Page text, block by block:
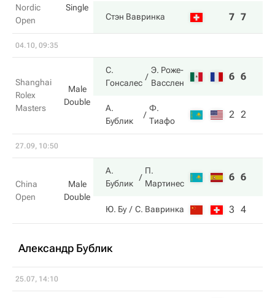
Nordic
Open
Single
Стэн Вавринка 7 7
04.10, 09:35
Shanghai
Rolex
Masters
Male
Double
С.
Гонсалес
Э. Роже-
Васслен
6 6
А.
Бублик
Ф.
Тиафо
2 2
27.09, 10:50
China
Open
Male
Double
А.
Бублик
П.
Мартинес
6 6
Ю. Бу С. Вавринка 3 4
Александр Бублик
25.07, 14:10